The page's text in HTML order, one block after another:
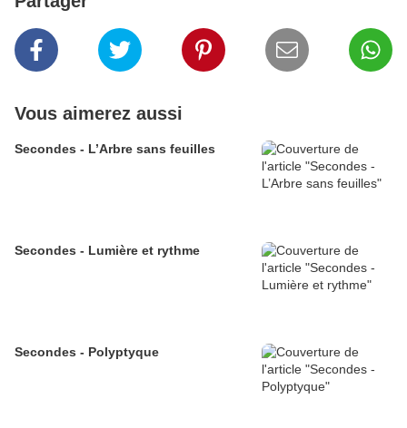
Vous aimerez aussi
Secondes - L’Arbre sans feuilles
Secondes - Lumière et rythme
Secondes - Polyptyque